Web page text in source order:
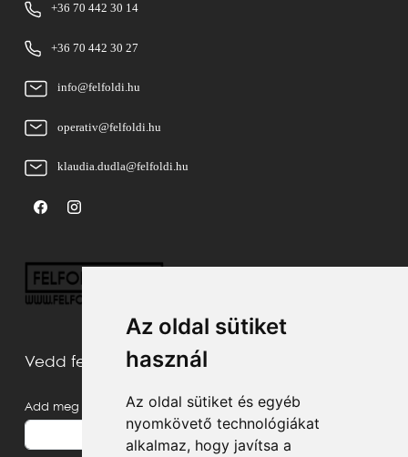
Az oldal sütiket
használ
Az oldal sütiket és egyéb
nyomkövető technológiákat
alkalmaz, hogy javítsa a
+36 70 442 30 14
+36 70 442 30 27
info@felfoldi.hu
operativ@felfoldi.hu
klaudia.dudla@felfoldi.hu
Vedd fel velünk a kapcsolatot
Add meg a neved